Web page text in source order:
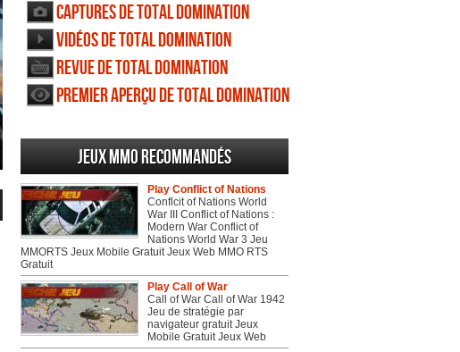
Captures de Total Domination
Vidéos de Total Domination
Revue de Total Domination
Premier aperçu de Total Domination
Jeux MMO recommandés
Play Conflict of Nations
Conflcit of Nations World
War III Conflict of Nations :
Modern War Conflict of
Nations World War 3 Jeu
MMORTS Jeux Mobile Gratuit Jeux Web MMO RTS
Gratuit
Play Call of War
Call of War Call of War 1942
Jeu de stratégie par
navigateur gratuit Jeux
Mobile Gratuit Jeux Web